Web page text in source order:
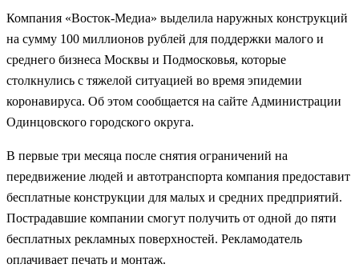
Компания «Восток-Медиа» выделила наружных конструкций
на сумму 100 миллионов рублей для поддержки малого и
среднего бизнеса Москвы и Подмосковья, которые
столкнулись с тяжелой ситуацией во время эпидемии
коронавируса. Об этом сообщается на сайте Администрации
Одинцовского городского округа.
В первые три месяца после снятия ограничений на
передвижение людей и автотранспорта компания предоставит
бесплатные конструкции для малых и средних предприятий.
Пострадавшие компании смогут получить от одной до пяти
бесплатных рекламных поверхностей. Рекламодатель
оплачивает печать и монтаж.